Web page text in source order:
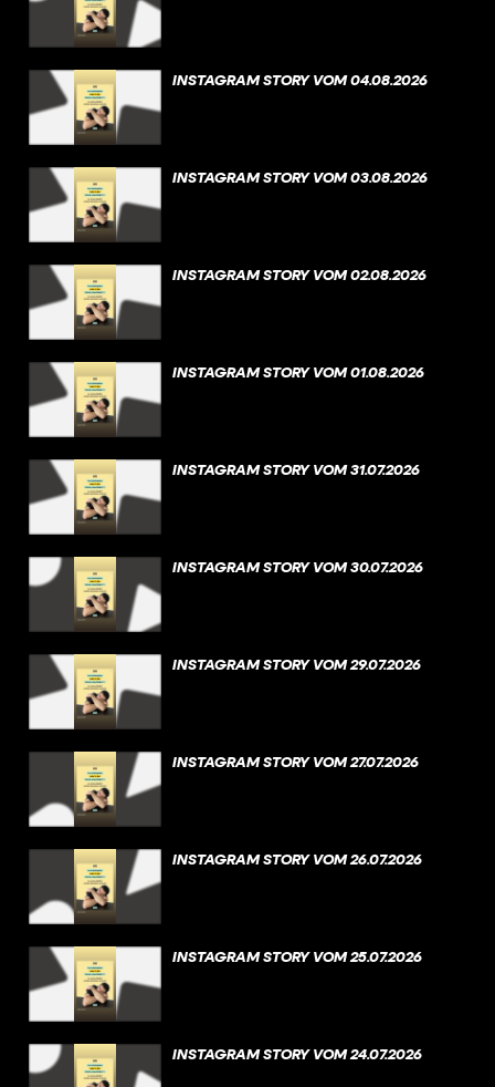
INSTAGRAM STORY VOM 04.08.2026
INSTAGRAM STORY VOM 03.08.2026
INSTAGRAM STORY VOM 02.08.2026
INSTAGRAM STORY VOM 01.08.2026
INSTAGRAM STORY VOM 31.07.2026
INSTAGRAM STORY VOM 30.07.2026
INSTAGRAM STORY VOM 29.07.2026
INSTAGRAM STORY VOM 27.07.2026
INSTAGRAM STORY VOM 26.07.2026
INSTAGRAM STORY VOM 25.07.2026
INSTAGRAM STORY VOM 24.07.2026